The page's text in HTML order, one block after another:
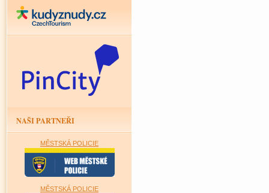
NAŠI PARTNEŘI
MĚSTSKÁ POLICIE
MĚSTSKÁ POLICIE